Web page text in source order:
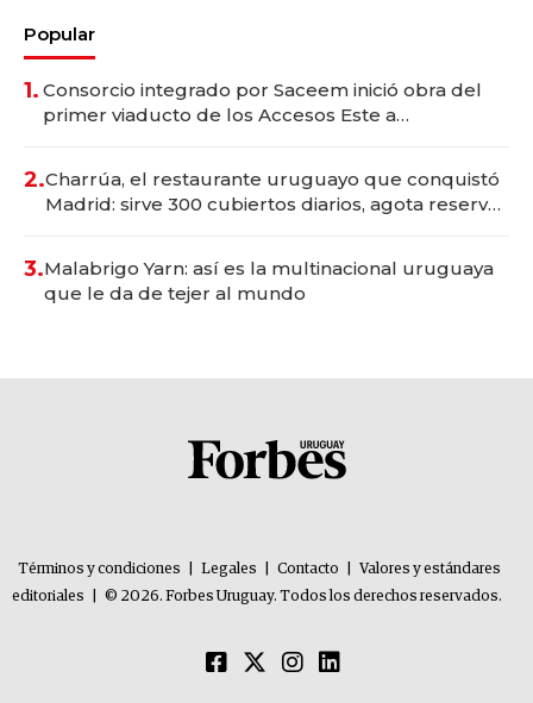
Popular
1. Consorcio integrado por Saceem inició obra del
primer viaducto de los Accesos Este a
2.Charrúa, el restaurante uruguayo que conquistó
Madrid: sirve 300 cubiertos diarios, agota reservas
3.Malabrigo Yarn: así es la multinacional uruguaya
que le da de tejer al mundo
Términos y condiciones Legales Contacto
Valores y estándares
editoriales
© 2026. Forbes Uruguay. Todos los derechos reservados.